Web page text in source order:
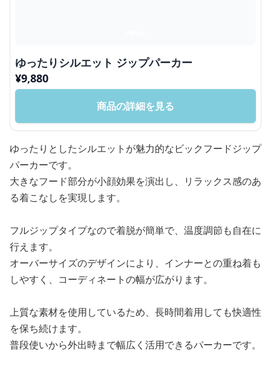
ゆったりシルエット ジップパーカー
¥9,880
商品の詳細を見る
ゆったりとしたシルエットが魅力的なビックフードジップ
パーカーです。
大きなフード部分が小顔効果を演出し、リラックス感のあ
る着こなしを実現します。
フルジップタイプなので着脱が簡単で、温度調節も自在に
行えます。
オーバーサイズのデザインにより、インナーとの重ね着も
しやすく、コーディネートの幅が広がります。
上質な素材を使用しているため、長時間着用しても快適性
を保ち続けます。
普段使いから外出時まで幅広く活用できるパーカーです。